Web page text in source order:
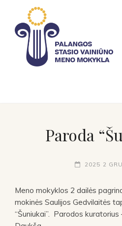
Paroda
2025 2
Meno mokyklos 2 dailės
mokinės Saulijos Gedvilaitės
“Šuniukai”. Parodos